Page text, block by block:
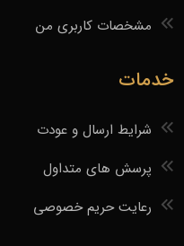
مشخصات کاربری من
خدمات
شرایط ارسال و عودت
پرسش های متداول
رعایت حریم خصوصی